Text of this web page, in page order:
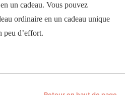
un cadeau. Vous pouvez
ordinaire en un cadeau unique
peu d’effort.